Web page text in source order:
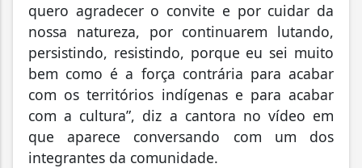
quero agradecer o convite e por cuidar da
nossa natureza, por continuarem lutando,
persistindo, resistindo, porque eu sei muito
bem como é a força contrária para acabar
com os territórios indígenas e para acabar
com a cultura”, diz a cantora no vídeo em
que aparece conversando com um dos
integrantes da comunidade.